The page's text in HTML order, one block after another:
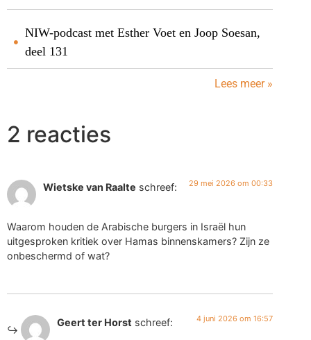
NIW-podcast met Esther Voet en Joop Soesan,
deel 131
Lees meer »
2 reacties
Wietske van Raalte schreef: 29 mei 2026 om 00:33
Waarom houden de Arabische burgers in Israël hun
uitgesproken kritiek over Hamas binnenskamers? Zijn ze
onbeschermd of wat?
Geert ter Horst schreef: 4 juni 2026 om 16:57